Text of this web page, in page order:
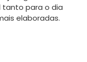
tanto para o dia
elaboradas.